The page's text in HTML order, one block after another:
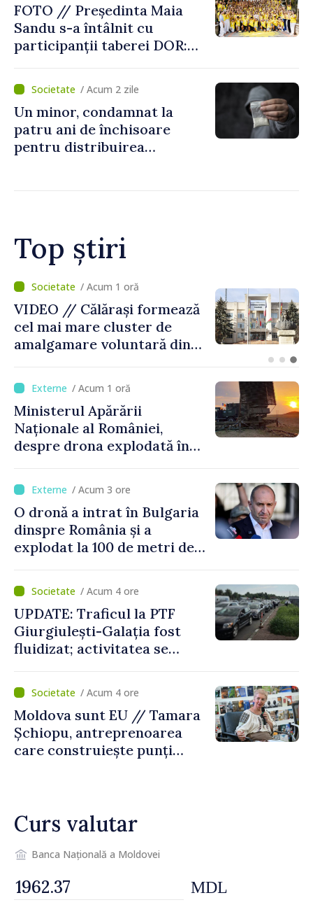
FOTO // Președinta Maia
Sandu s-a întâlnit cu
participanții taberei DOR:
noastră rămâne puternică”
/ Acum 2 zile
Un minor, condamnat la
patru ani de închisoare
pentru distribuirea
Top știri
/ Acum 24 minute
BTA: Tendința de scădere a
nivelului Dunării se menține,
iar situația hidrologică
/ Acum 1 oră
Ministerul Apărării
Naționale al României,
despre drona explodată în
nu au detectat niciun
vehicul aerian”
/ Acum 3 ore
O dronă a intrat în Bulgaria
dinspre România și a
explodat la 100 de metri de
/ Acum 4 ore
UPDATE: Traficul la PTF
Giurgiulești-Galația fost
fluidizat; activitatea se
normale
/ Acum 4 ore
Moldova sunt EU // Tamara
Șchiopu, antreprenoarea
care construiește punți
Curs valutar
Banca Națională a Moldovei
MDL